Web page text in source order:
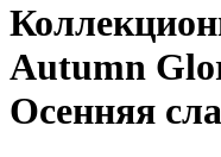
Autumn
Осенняя